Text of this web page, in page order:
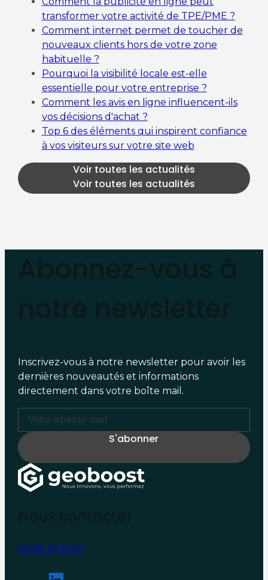
transformer votre activité de TPE/PME ?
Comment internet permet de toucher de
nouveaux clients hors de votre zone
habituelle ?
Pourquoi la visibilité locale est-elle
essentielle pour votre entreprise ?
Comment les avis en ligne influencent-ils
vos décisions d'achat ?
Top 6 des éléments qui inspirent confiance
à vos visiteurs sur votre site web
Voir toutes les actualités
Voir toutes les actualités
Inscrivez-vous à notre newsletter pour avoir les
dernières nouveautés et informations
directement dans votre boîte mail.
03 59 57 51 24